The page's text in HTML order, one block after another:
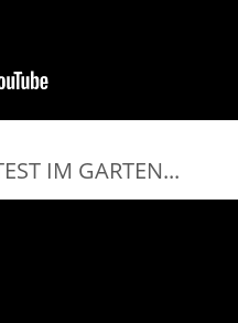
IM GARTEN...